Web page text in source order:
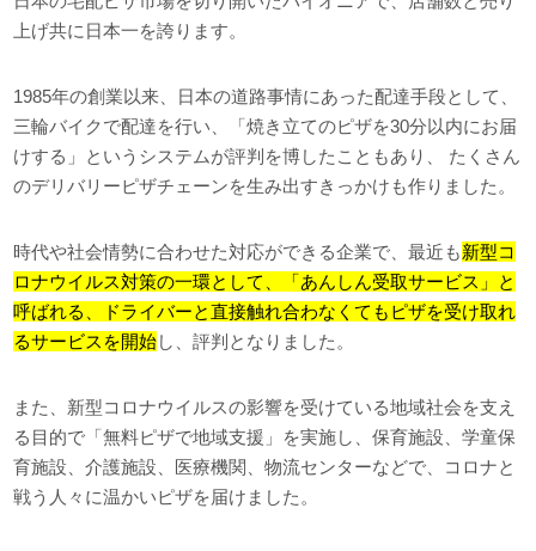
上げ共に日本一を誇ります。
1985年の創業以来、日本の道路事情にあった配達手段として、
三輪バイクで配達を行い、「焼き立てのピザを30分以内にお届
けする」というシステムが評判を博したこともあり、 たくさん
のデリバリーピザチェーンを生み出すきっかけも作りました。
時代や社会情勢に合わせた対応ができる企業で、最近も新型コ
ロナウイルス対策の一環として、「あんしん受取サービス」と
呼ばれる、ドライバーと直接触れ合わなくてもピザを受け取れ
るサービスを開始し、評判となりました。
また、新型コロナウイルスの影響を受けている地域社会を支え
る目的で「無料ピザで地域支援」を実施し、保育施設、学童保
育施設、介護施設、医療機関、物流センターなどで、コロナと
戦う人々に温かいピザを届けました。